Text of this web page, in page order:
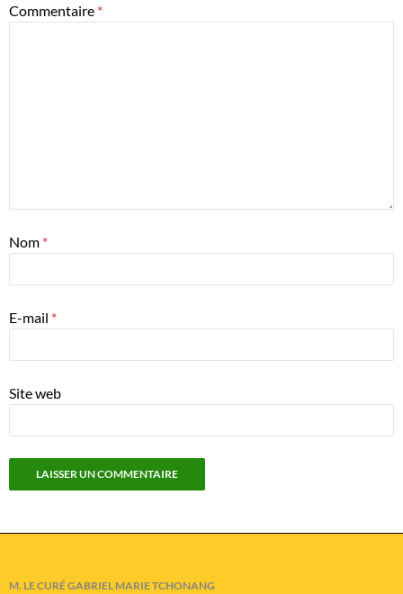
Commentaire *
Nom *
E-mail *
Site web
M. LE CURÉ GABRIEL MARIE TCHONANG